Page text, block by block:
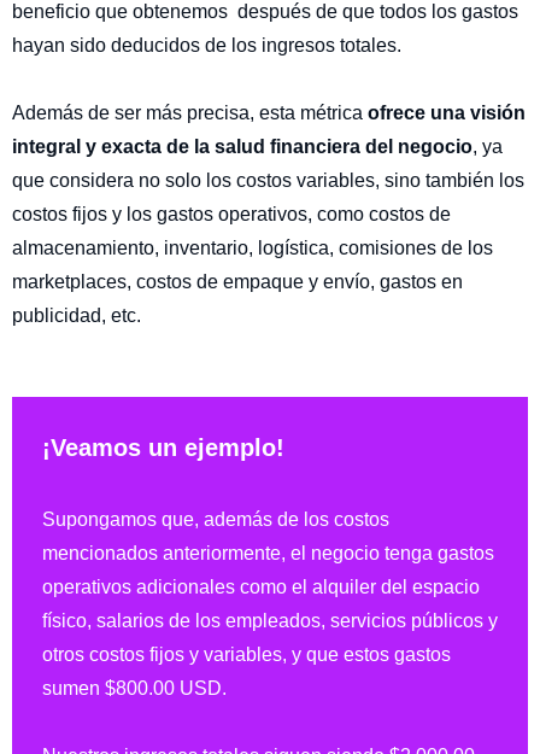
beneficio que obtenemos después de que todos los gastos
hayan sido deducidos de los ingresos totales.
Además de ser más precisa, esta métrica ofrece una visión
integral y exacta de la salud financiera del negocio, ya
que considera no solo los costos variables, sino también los
costos fijos y los gastos operativos, como costos de
almacenamiento, inventario, logística, comisiones de los
marketplaces, costos de empaque y envío, gastos en
publicidad, etc.
¡Veamos un ejemplo!
Supongamos que, además de los costos
mencionados anteriormente, el negocio tenga gastos
operativos adicionales como el alquiler del espacio
físico, salarios de los empleados, servicios públicos y
otros costos fijos y variables, y que estos gastos
sumen $800.00 USD.